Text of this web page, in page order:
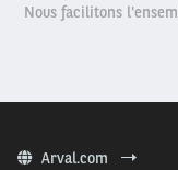
Nous facilitons
Arval.com